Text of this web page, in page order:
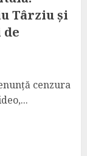
Târziu și
cenzura